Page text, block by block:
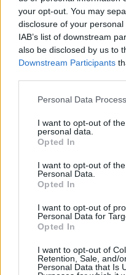
your opt-out. You may
disclosure of your
IAB’s list of downstream
also be disclosed by us to
Downstream Participants
Personal Data
I want to opt-out of
personal data.
Opted In
I want to opt-out of
Personal Data.
Opted In
I want to opt-out of
Personal Data for
Opted In
I want to opt-out of
Retention, Sale, and/
Personal Data that Is
que se desarrollan en
De igual forma, el
la
administraciones y
Fuerteventura, al
Roja, por haber
desarrollo y éxito
municipio hayan
seguro,
necesidades.
Asimismo, el
personas mayores